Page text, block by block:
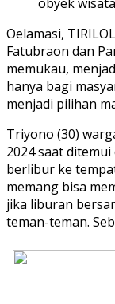
Oelamasi,
Fatubraon dan
memukau,
hanya bagi
menjadi pilihan
Triyono (30)
2024 saat
berlibur ke
memang bisa
jika liburan
teman-teman.